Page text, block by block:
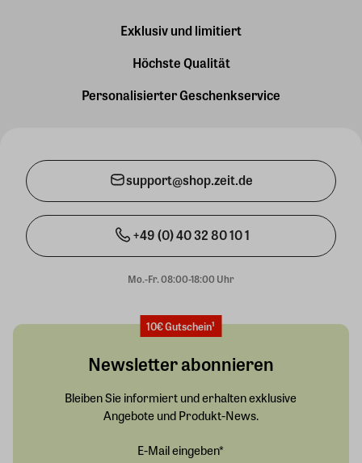
Exklusiv und limitiert
Höchste Qualität
Personalisierter Geschenkservice
support@shop.zeit.de
+49 (0) 40 32 80 10 1
Mo.-Fr. 08:00-18:00 Uhr
10€ Gutschein¹
Newsletter abonnieren
Bleiben Sie informiert und erhalten exklusive
Angebote und Produkt-News.